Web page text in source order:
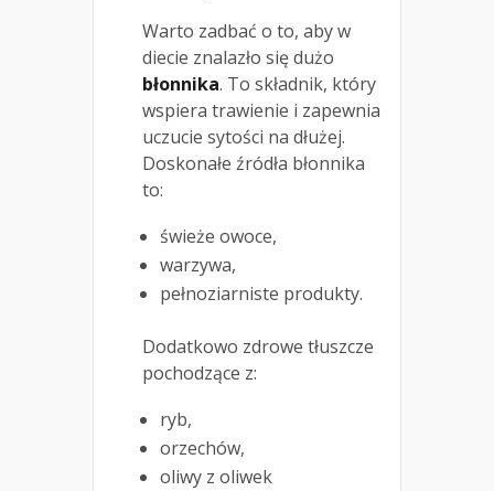
Warto zadbać o to, aby w
diecie znalazło się dużo
błonnika. To składnik, który
wspiera trawienie i zapewnia
uczucie sytości na dłużej.
Doskonałe źródła błonnika
to:
świeże owoce,
warzywa,
pełnoziarniste produkty.
Dodatkowo zdrowe tłuszcze
pochodzące z:
ryb,
orzechów,
oliwy z oliwek